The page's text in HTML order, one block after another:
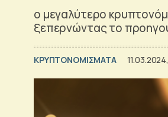
ο μεγαλύτερο
ξεπερνώντας τo
KΡΥΠΤΟΝΟΜΙΣΜΑΤΑ